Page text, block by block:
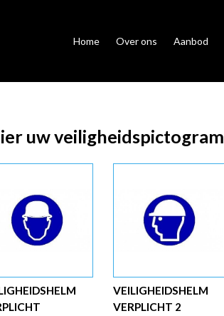
Home Over ons Aanbod
uw veiligheidspictogram
VEILIGHEIDSHELM
VERPLICHT 2